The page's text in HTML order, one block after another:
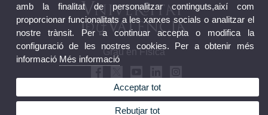
Grau en Física
amb la finalitat de personalitzar continguts,així com
proporcionar funcionalitats a les xarxes socials o analitzar el
nostre trànsit. Per a continuar accepta o modifica la
configuració de les nostres cookies. Per a obtenir més
informació Més informació
Acceptar tot
Rebutjar tot